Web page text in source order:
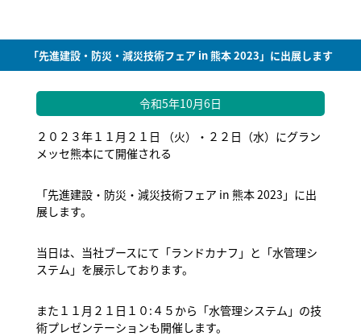
「先進建設・防災・減災技術フェア in 熊本 2023」に出展します
令和5年10月6日
２０２３年１１月２１日 （火）・２２日（水）にグラン
メッセ熊本にて開催される
「先進建設・防災・減災技術フェア in 熊本 2023」に出
展します。
当日は、当社ブースにて「ランドカナフ」と「水管理シ
ステム」を展示しております。
また１１月２１日１０:４５から「水管理システム」の技
術プレゼンテーションも開催します。